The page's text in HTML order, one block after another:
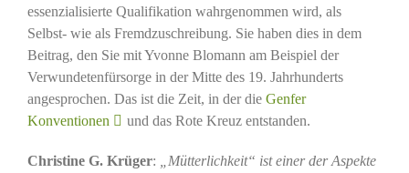
essenzialisierte Qualifikation wahrgenommen wird, als
Selbst- wie als Fremdzuschreibung. Sie haben dies in dem
Beitrag, den Sie mit Yvonne Blomann am Beispiel der
Verwundetenfürsorge in der Mitte des 19. Jahrhunderts
angesprochen. Das ist die Zeit, in der die Genfer
Konventionen
und das Rote Kreuz entstanden.
Christine G. Krüger:
„Mütterlichkeit“ ist einer der Aspekte